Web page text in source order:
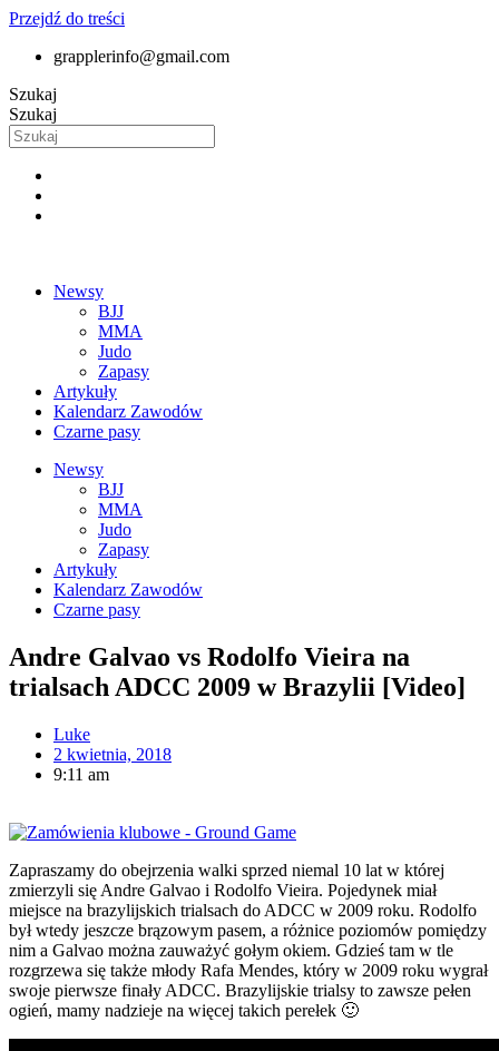
Przejdź do treści
grapplerinfo@gmail.com
Szukaj
Szukaj
Newsy
BJJ
MMA
Judo
Zapasy
Artykuły
Kalendarz Zawodów
Czarne pasy
Newsy
BJJ
MMA
Judo
Zapasy
Artykuły
Kalendarz Zawodów
Czarne pasy
Andre Galvao vs Rodolfo Vieira na
trialsach ADCC 2009 w Brazylii [Video]
Luke
2 kwietnia, 2018
9:11 am
Zapraszamy do obejrzenia walki sprzed niemal 10 lat w której
zmierzyli się Andre Galvao i Rodolfo Vieira. Pojedynek miał
miejsce na brazylijskich trialsach do ADCC w 2009 roku. Rodolfo
był wtedy jeszcze brązowym pasem, a różnice poziomów pomiędzy
nim a Galvao można zauważyć gołym okiem. Gdzieś tam w tle
rozgrzewa się także młody Rafa Mendes, który w 2009 roku wygrał
swoje pierwsze finały ADCC. Brazylijskie trialsy to zawsze pełen
ogień, mamy nadzieje na więcej takich perełek 🙂